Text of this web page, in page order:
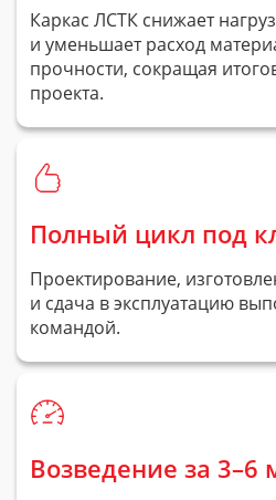
Каркас ЛСТК снижает
и уменьшает расход
прочности, сокращая
проекта.
Полный цикл под
Проектирование,
и сдача в эксплуатацию
командой.
Возведение за 3–6